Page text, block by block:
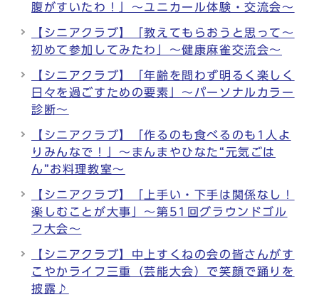
腹がすいたわ！」～ユニカール体験・交流会～
【シニアクラブ】「教えてもらおうと思って～
初めて参加してみたわ」～健康麻雀交流会～
【シニアクラブ】「年齢を問わず明るく楽しく
日々を過ごすための要素」～パーソナルカラー
診断～
【シニアクラブ】「作るのも食べるのも1人よ
りみんなで！」～まんまやひなた“元気ごは
ん”お料理教室～
【シニアクラブ】「上手い・下手は関係なし！
楽しむことが大事」～第51回グラウンドゴル
フ大会～
【シニアクラブ】中上すくねの会の皆さんがす
こやかライフ三重（芸能大会）で笑顔で踊りを
披露♪